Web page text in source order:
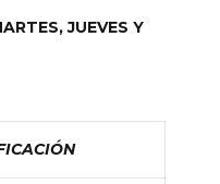
JUEVES Y